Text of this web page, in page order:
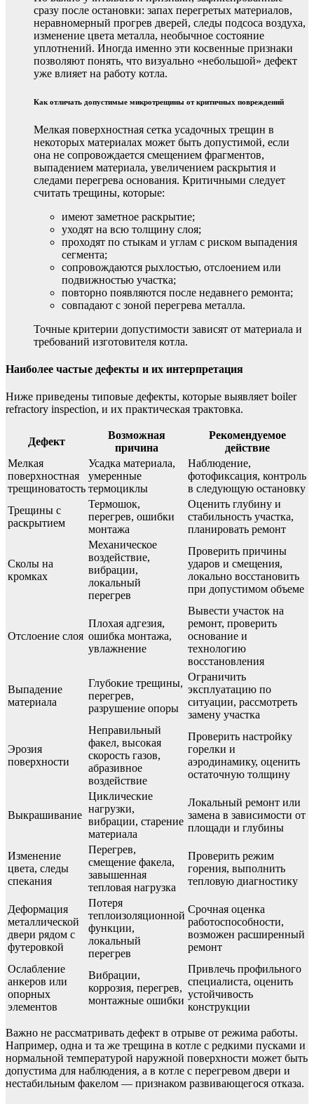
сразу после остановки: запах перегретых материалов,
неравномерный прогрев дверей, следы подсоса воздуха,
изменение цвета металла, необычное состояние
уплотнений. Иногда именно эти косвенные признаки
позволяют понять, что визуально «небольшой» дефект
уже влияет на работу котла.
Как отличать допустимые микротрещины от критичных повреждений
Мелкая поверхностная сетка усадочных трещин в
некоторых материалах может быть допустимой, если
она не сопровождается смещением фрагментов,
выпадением материала, увеличением раскрытия и
следами перегрева основания. Критичными следует
считать трещины, которые:
имеют заметное раскрытие;
уходят на всю толщину слоя;
проходят по стыкам и углам с риском выпадения
сегмента;
сопровождаются рыхлостью, отслоением или
подвижностью участка;
повторно появляются после недавнего ремонта;
совпадают с зоной перегрева металла.
Точные критерии допустимости зависят от материала и
требований изготовителя котла.
Наиболее частые дефекты и их интерпретация
Ниже приведены типовые дефекты, которые выявляет boiler
refractory inspection, и их практическая трактовка.
Дефект
Возможная
причина
Рекомендуемое
действие
Мелкая
поверхностная
трещиноватость
Усадка материала,
умеренные
термоциклы
Наблюдение,
фотофиксация, контроль
в следующую остановку
Трещины с
раскрытием
Термошок,
перегрев, ошибки
монтажа
Оценить глубину и
стабильность участка,
планировать ремонт
Сколы на
кромках
Механическое
воздействие,
вибрации,
локальный
перегрев
Проверить причины
ударов и смещения,
локально восстановить
при допустимом объеме
Отслоение слоя
Плохая адгезия,
ошибка монтажа,
увлажнение
Вывести участок на
ремонт, проверить
основание и
технологию
восстановления
Выпадение
материала
Глубокие трещины,
перегрев,
разрушение опоры
Ограничить
эксплуатацию по
ситуации, рассмотреть
замену участка
Эрозия
поверхности
Неправильный
факел, высокая
скорость газов,
абразивное
воздействие
Проверить настройку
горелки и
аэродинамику, оценить
остаточную толщину
Выкрашивание
Циклические
нагрузки,
вибрации, старение
материала
Локальный ремонт или
замена в зависимости от
площади и глубины
Изменение
цвета, следы
спекания
Перегрев,
смещение факела,
завышенная
тепловая нагрузка
Проверить режим
горения, выполнить
тепловую диагностику
Деформация
металлической
двери рядом с
футеровкой
Потеря
теплоизоляционной
функции,
локальный
перегрев
Срочная оценка
работоспособности,
возможен расширенный
ремонт
Ослабление
анкеров или
опорных
элементов
Вибрации,
коррозия, перегрев,
монтажные ошибки
Привлечь профильного
специалиста, оценить
устойчивость
конструкции
Важно не рассматривать дефект в отрыве от режима работы.
Например, одна и та же трещина в котле с редкими пусками и
нормальной температурой наружной поверхности может быть
допустима для наблюдения, а в котле с перегревом двери и
нестабильным факелом — признаком развивающегося отказа.